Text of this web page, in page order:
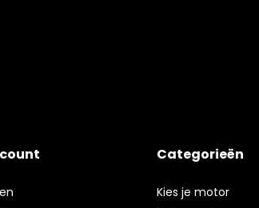
Categorieën
Kies je motor